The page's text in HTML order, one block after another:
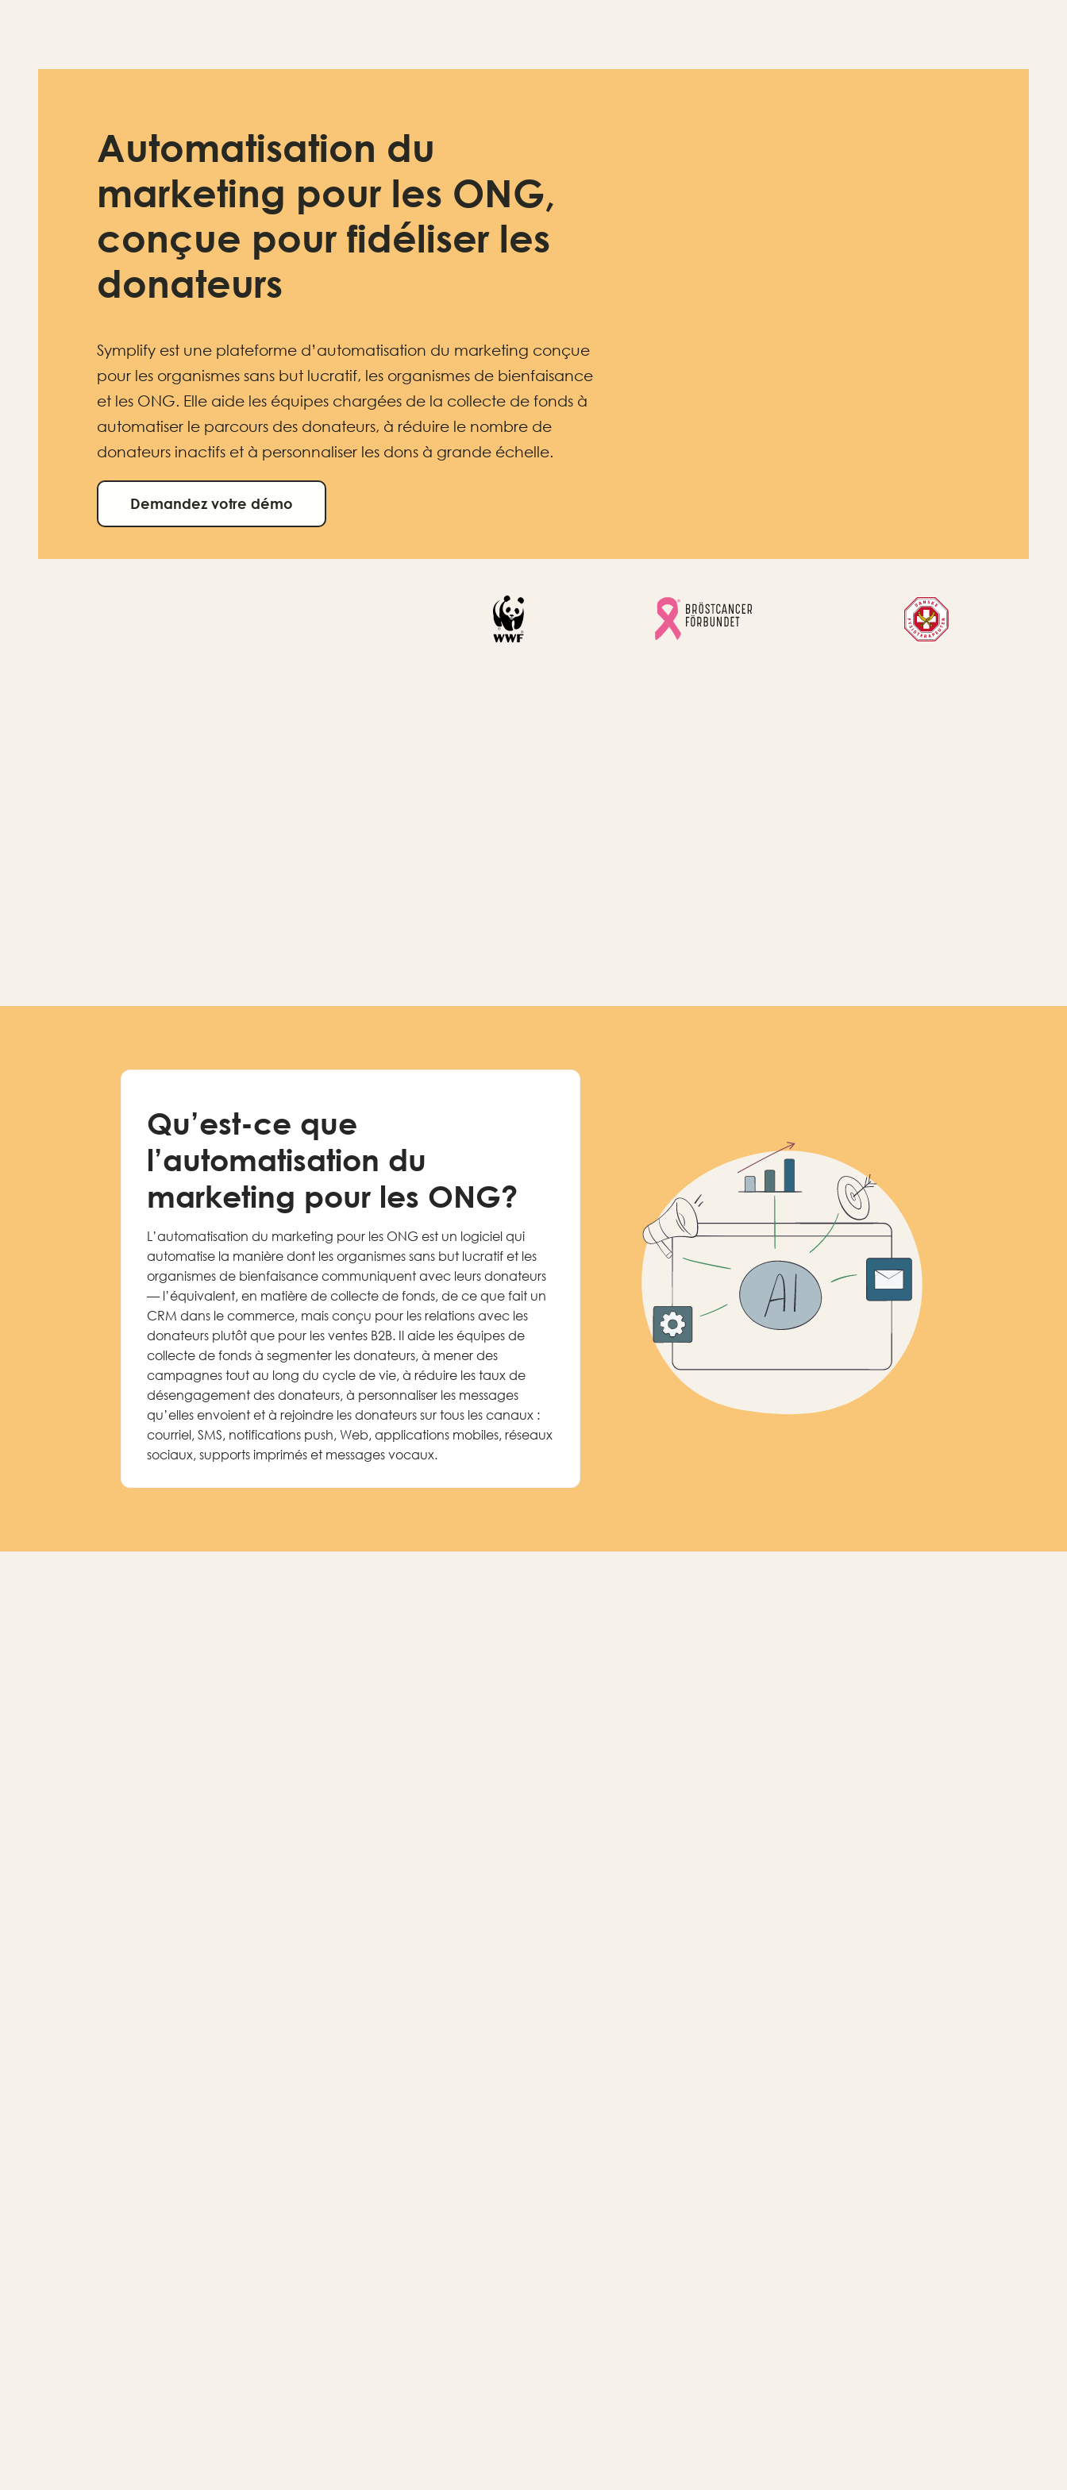
Automatisation du
marketing pour les ONG,
conçue pour fidéliser les
donateurs
Symplify est une plateforme d’automatisation du marketing conçue
pour les organismes sans but lucratif, les organismes de bienfaisance
et les ONG. Elle aide les équipes chargées de la collecte de fonds à
automatiser le parcours des donateurs, à réduire le nombre de
donateurs inactifs et à personnaliser les dons à grande échelle.
Demandez votre démo
Qu’est-ce que
l’automatisation du
marketing pour les ONG?
L’automatisation du marketing pour les ONG est un logiciel qui
automatise la manière dont les organismes sans but lucratif et les
organismes de bienfaisance communiquent avec leurs donateurs
— l’équivalent, en matière de collecte de fonds, de ce que fait un
CRM dans le commerce, mais conçu pour les relations avec les
donateurs plutôt que pour les ventes B2B. Il aide les équipes de
collecte de fonds à segmenter les donateurs, à mener des
campagnes tout au long du cycle de vie, à réduire les taux de
désengagement des donateurs, à personnaliser les messages
qu’elles envoient et à rejoindre les donateurs sur tous les canaux :
courriel, SMS, notifications push, Web, applications mobiles, réseaux
sociaux, supports imprimés et messages vocaux.